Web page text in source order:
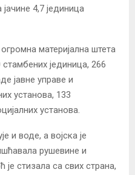
4,7 јединица
материјална штета
јединица, 266
јавне управе и
установа, 133
установа.
и воде, а војска је
рушевине и
стизала са свих страна,